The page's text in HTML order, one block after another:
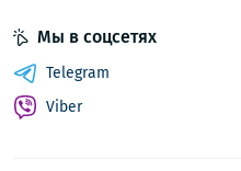
Мы в соцсетях
Telegram
Viber